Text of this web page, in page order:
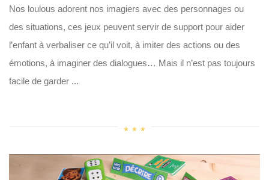
Nos loulous adorent nos imagiers avec des personnages ou
des situations, ces jeux peuvent servir de support pour aider
l’enfant à verbaliser ce qu’il voit, à imiter des actions ou des
émotions, à imaginer des dialogues… Mais il n’est pas toujours
facile de garder ...